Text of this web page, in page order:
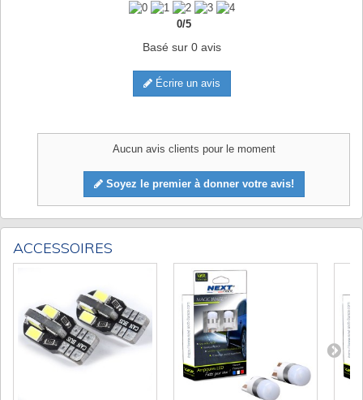
0/5
Basé sur 0avis
Écrire un avis
Aucun avis clients pour le moment
Soyez le premier à donner votre avis!
ACCESSOIRES